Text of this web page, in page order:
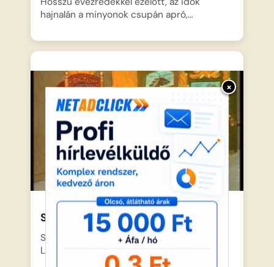
×
hajnalán a minyonok csupán apró,…
Snoopy gyere haza!
Snoopy egy nap rejtélyes levelet kap egy
Lila nevű kislánytól,…